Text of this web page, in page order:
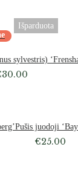
Išparduota
sylvestris)
30.00
Pušis juodoji
€25.00